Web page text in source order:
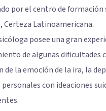
por el centro de formación
Certeza Latinoamericana.
posee una gran
de algunas dificultades
de la emoción de la ira, la
con ideaciones